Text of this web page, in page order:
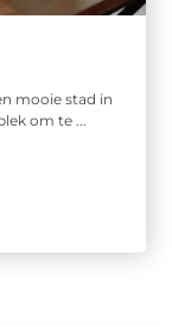
mooie stad in
om te ...